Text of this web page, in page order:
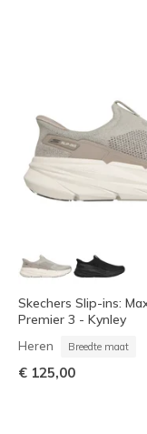
Skechers Slip-ins:
Premier 3 - Kynley
Heren Breedte maat
€ 125,00